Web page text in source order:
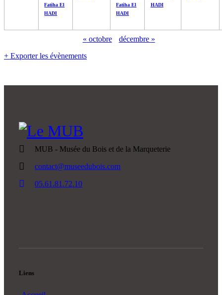
Fatiha El
HADI
Fatiha El
HADI
HADI
« octobre décembre »
+ Exporter les évènements
MUB - Musée du Bois et de la Marqueterie
contact@museedubois.com
05.61.81.72.10
Liens